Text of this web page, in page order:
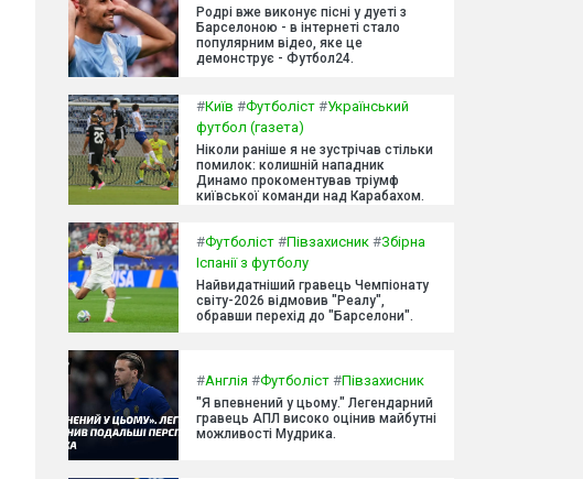
Родрі вже виконує пісні у дуеті з
Барселоною - в інтернеті стало
популярним відео, яке це
демонструє - Футбол24.
#Київ #Футболіст #Український
футбол (газета)
Ніколи раніше я не зустрічав стільки
помилок: колишній нападник
Динамо прокоментував тріумф
київської команди над Карабахом.
#Футболіст #Півзахисник #Збірна
Іспанії з футболу
Найвидатніший гравець Чемпіонату
світу-2026 відмовив "Реалу",
обравши перехід до "Барселони".
#Англія #Футболіст #Півзахисник
"Я впевнений у цьому." Легендарний
гравець АПЛ високо оцінив майбутні
можливості Мудрика.